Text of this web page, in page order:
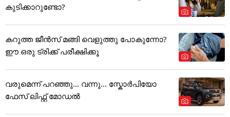
കുടിക്കാറുണ്ടോ?
കറുത്ത ജീൻസ് മങ്ങി വെളുത്തു പോകുന്നോ?
ഈ ഒരു ട്രിക്ക് പരീക്ഷിക്കൂ
വരുമെന്ന് പറഞ്ഞു... വന്നു... സ്കോർപിയോ
ഫേസ് ലിഫ്റ്റ് മോഡൽ